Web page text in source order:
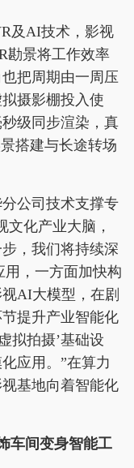
及AI技术，影视
勘景将工作效率
把周期由一周压
摄影棚投入使
级同步渲染，真
搭建与长途转场
公司技术支撑专
文化产业大脑，
，我们将持续深
用，一方面加快构
AI大模型，在剧
提升产业智能化
拟拍摄’基础设
应用。”在算力
基地向着智能化
车间变身智能工